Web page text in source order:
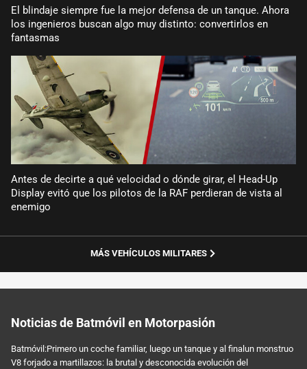
El blindaje siempre fue la mejor defensa de un tanque. Ahora
los ingenieros buscan algo muy distinto: convertirlos en
fantasmas
Antes de decirte a qué velocidad o dónde girar, el Head-Up
Display evitó que los pilotos de la RAF perdieran de vista al
enemigo
MÁS VEHÍCULOS MILITARES
Noticias de Batmóvil en Motorpasión
Batmóvil:Primero un coche familiar, luego un tanque y al finalun monstruo
V8 forjado a martillazos: la brutal y desconocida evolución del